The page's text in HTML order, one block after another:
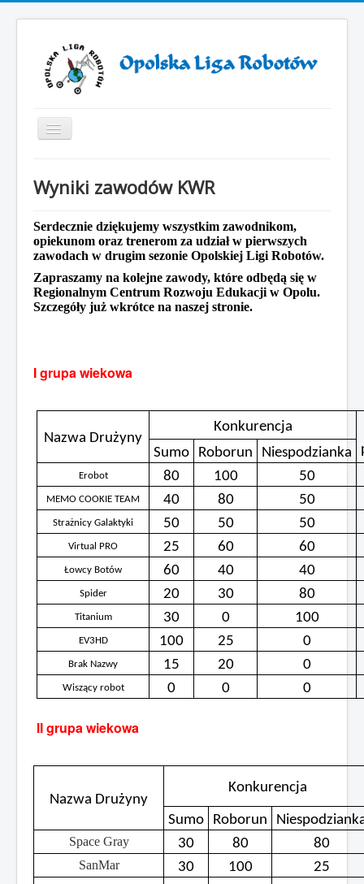
Toggle
Navigation
ZAWODY ROBOTÓW 2025
ZAWODY ROBOTÓW 2024
Otwarcie VII sezonu Opolskiej Ligi Robotów
Sezon 2019/2021
Sezon 2018/2019
Sezon 2015/2016
Komprachcickie Walki Robotów
Wyniki zawodów KWR
Wyniki zawodów KWR
Serdecznie dziękujemy wszystkim zawodnikom,
opiekunom oraz trenerom za udział w pierwszych
zawodach w drugim sezonie Opolskiej Ligi Robotów.
Zapraszamy na kolejne zawody, które odbędą się w
Regionalnym Centrum Rozwoju Edukacji w Opolu.
Szczegóły już wkrótce na naszej stronie.
I grupa wiekowa
Nazwa Drużyny
Konkurencja
Sumo Roborun Niespodzianka
Erobot 80 100 50
MEMO COOKIE TEAM 40 80 50
Strażnicy Galaktyki 50 50 50
Virtual PRO 25 60 60
Łowcy Botów 60 40 40
Spider 20 30 80
Titanium 30 0 100
EV3HD 100 25 0
Brak Nazwy 15 20 0
Wiszący robot 0 0 0
II grupa wiekowa
Nazwa Drużyny
Konkurencja
Sumo Roborun
Space Gray 30 80 80
SanMar 30 100 25